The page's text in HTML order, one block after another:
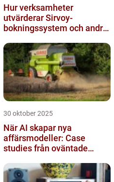
Hur verksamheter
utvärderar Sirvoy-
bokningssystem och andra
30 oktober 2025
När AI skapar nya
affärsmodeller: Case
studies från oväntade